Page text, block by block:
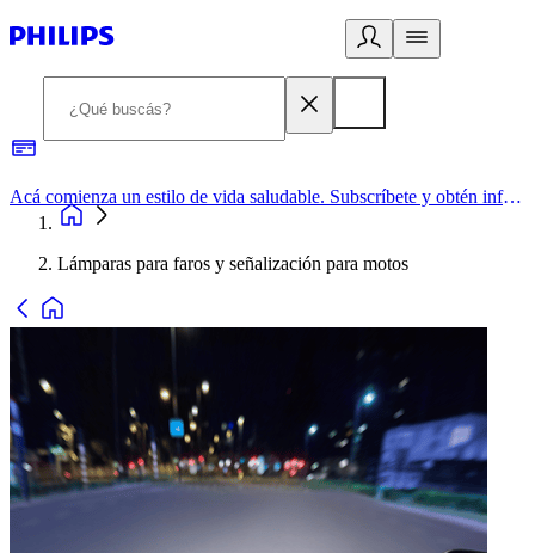
Acá comienza un estilo de vida saludable. Subscríbete y obtén información de primera mano
Lámparas para faros y señalización para motos